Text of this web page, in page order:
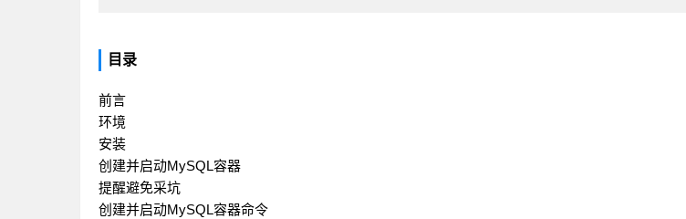
目录
前言
环境
安装
创建并启动MySQL容器
提醒避免采坑
创建并启动MySQL容器命令